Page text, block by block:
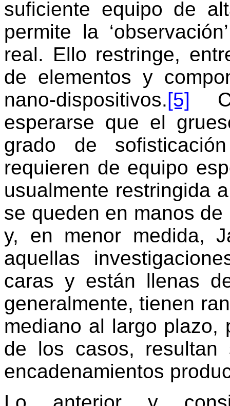
suficiente equipo de
permite la
real. Ello restringe,
de elementos y
nano-dispositivos.[5]
esperarse que el
grado de
requieren de equipo
usualmente restringida
se queden en manos
y, en menor medida,
aquellas
caras y están llenas
generalmente, tienen
mediano al largo plazo,
de los casos,
encadenamientos